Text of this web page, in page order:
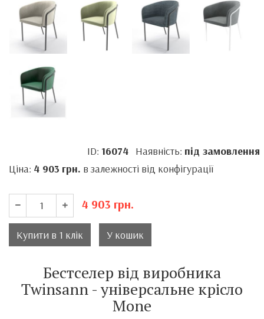
ID: 16074Наявність: під замовлення
Ціна: 4 903 грн. в залежності від конфігурації
4 903 грн.
Купити в 1 клік У кошик
Бестселер від виробника
Twinsann - універсальне крісло
Mone